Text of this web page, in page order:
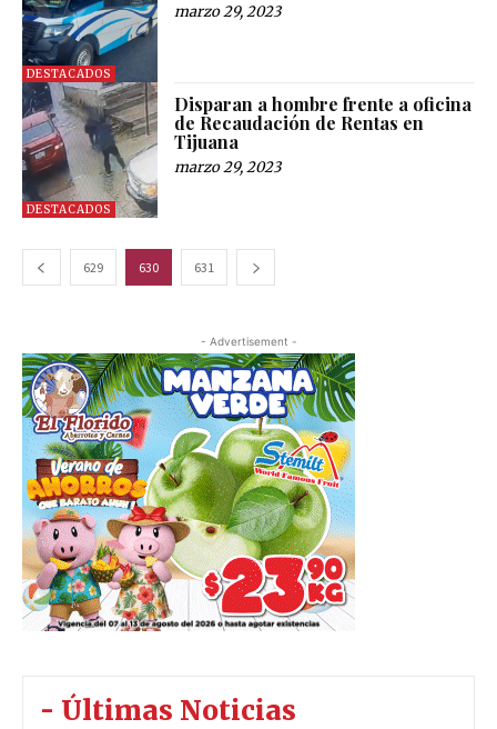
DESTACADOS
marzo 29, 2023
DESTACADOS
Disparan a hombre frente a oficina
de Recaudación de Rentas en
Tijuana
marzo 29, 2023
629 630 631
- Advertisement -
- Últimas Noticias